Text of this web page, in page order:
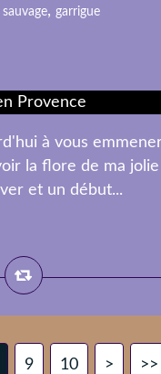
, garrigue
à vous
la flore de ma
et un début...
9 10 > >>